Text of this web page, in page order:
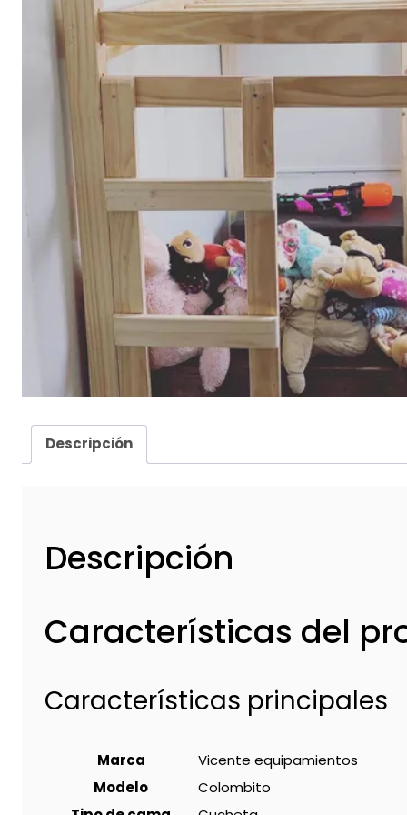
Descripción
Descripción
Características del
Características principales
Marca
Vicente equipamientos
Modelo
Colombito